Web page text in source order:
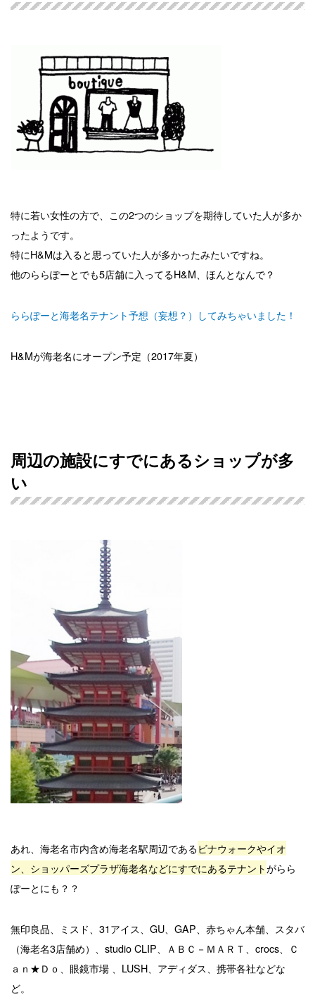
特に若い女性の方で、この2つのショップを期待していた人が多か
ったようです。
特にH&Mは入ると思っていた人が多かったみたいですね。
他のららぽーとでも5店舗に入ってるH&M、ほんとなんで？
ららぽーと海老名テナント予想（妄想？）してみちゃいました！
H&Mが海老名にオープン予定（2017年夏）
周辺の施設にすでにあるショップが多
い
あれ、海老名市内含め海老名駅周辺であるビナウォークやイオ
ン、ショッパーズプラザ海老名などにすでにあるテナントがらら
ぽーとにも？？
無印良品、ミスド、31アイス、GU、GAP、赤ちゃん本舗、スタバ
（海老名3店舗め）、studio CLIP、ＡＢＣ－ＭＡＲＴ、crocs、Ｃ
ａｎ★Ｄｏ、眼鏡市場 、LUSH、アディダス、携帯各社などな
ど。